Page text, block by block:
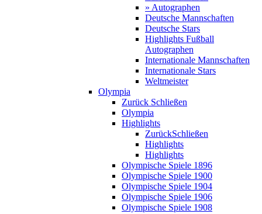
» Autographen
Deutsche Mannschaften
Deutsche Stars
Highlights Fußball
Autographen
Internationale Mannschaften
Internationale Stars
Weltmeister
Olympia
Zurück Schließen
Olympia
Highlights
ZurückSchließen
Highlights
Highlights
Olympische Spiele 1896
Olympische Spiele 1900
Olympische Spiele 1904
Olympische Spiele 1906
Olympische Spiele 1908